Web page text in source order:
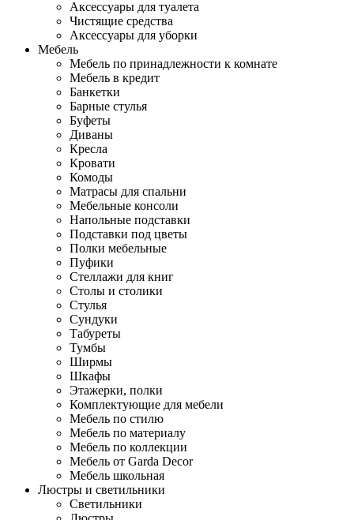
Аксессуары для туалета
Чистящие средства
Аксессуары для уборки
Мебель
Мебель по принадлежности к комнате
Мебель в кредит
Банкетки
Барные стулья
Буфеты
Диваны
Кресла
Кровати
Комоды
Матрасы для спальни
Мебельные консоли
Напольные подставки
Подставки под цветы
Полки мебельные
Пуфики
Стеллажи для книг
Столы и столики
Стулья
Сундуки
Табуреты
Тумбы
Ширмы
Шкафы
Этажерки, полки
Комплектующие для мебели
Мебель по стилю
Мебель по материалу
Мебель по коллекции
Мебель от Garda Decor
Мебель школьная
Люстры и светильники
Светильники